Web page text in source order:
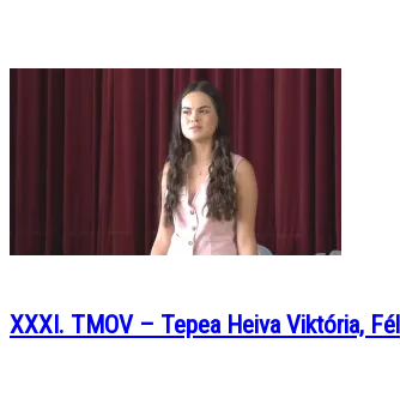
XXXI. TMOV – Tepea Heiva Viktória, Fél